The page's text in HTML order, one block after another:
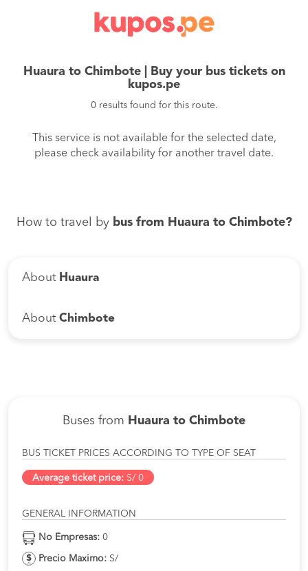
Huaura to Chimbote | Buy your bus tickets on
kupos.pe
0 results found for this route.
This service is not available for the selected date,
please check availability for another travel date.
How to travel by bus from Huaura to Chimbote?
About Huaura
About Chimbote
Buses from Huaura to Chimbote
BUS TICKET PRICES ACCORDING TO TYPE OF SEAT
Average ticket price: S/ 0
GENERAL INFORMATION
No Empresas: 0
Precio Maximo: S/